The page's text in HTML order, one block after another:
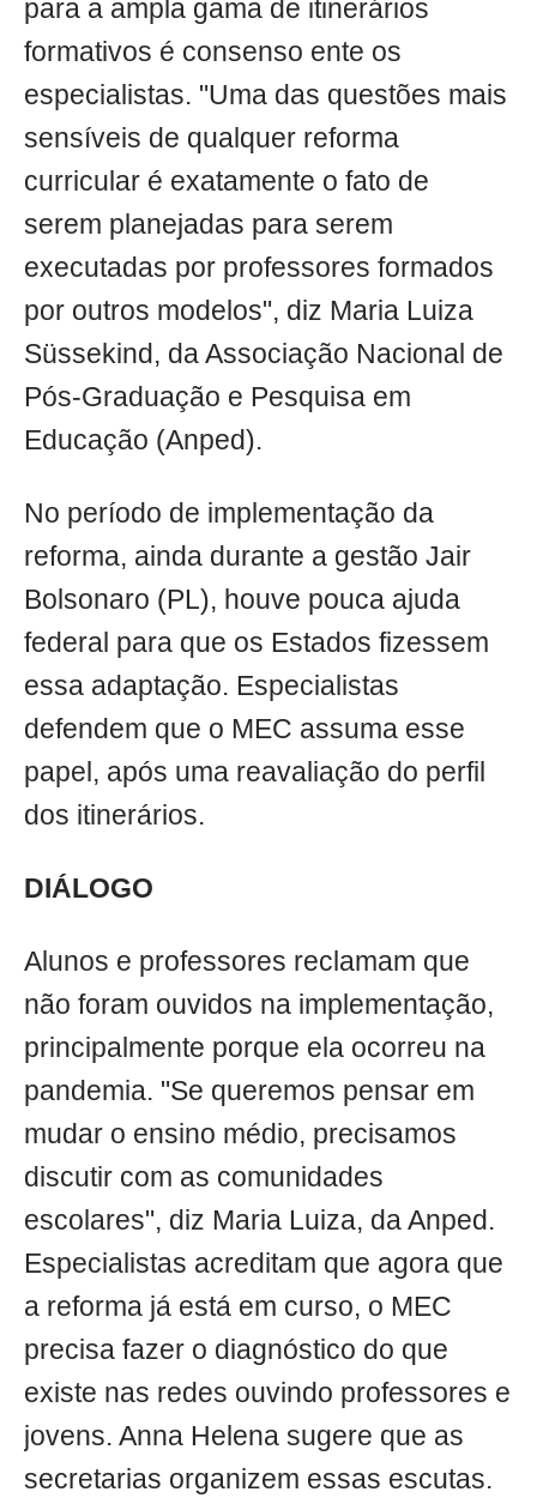
para a ampla gama de itinerários
formativos é consenso ente os
especialistas. "Uma das questões mais
sensíveis de qualquer reforma
curricular é exatamente o fato de
serem planejadas para serem
executadas por professores formados
por outros modelos", diz Maria Luiza
Süssekind, da Associação Nacional de
Pós-Graduação e Pesquisa em
Educação (Anped).
No período de implementação da
reforma, ainda durante a gestão Jair
Bolsonaro (PL), houve pouca ajuda
federal para que os Estados fizessem
essa adaptação. Especialistas
defendem que o MEC assuma esse
papel, após uma reavaliação do perfil
dos itinerários.
DIÁLOGO
Alunos e professores reclamam que
não foram ouvidos na implementação,
principalmente porque ela ocorreu na
pandemia. "Se queremos pensar em
mudar o ensino médio, precisamos
discutir com as comunidades
escolares", diz Maria Luiza, da Anped.
Especialistas acreditam que agora que
a reforma já está em curso, o MEC
precisa fazer o diagnóstico do que
existe nas redes ouvindo professores e
jovens. Anna Helena sugere que as
secretarias organizem essas escutas.